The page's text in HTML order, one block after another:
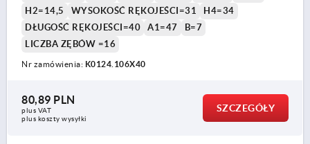
H2=14,5
WYSOKOŚĆ RĘKOJEŚCI=31
H4=34
DŁUGOŚĆ RĘKOJEŚCI=40
A1=47
B=7
LICZBA ZĘBÓW =16
Nr zamówienia: K0124.106X40
80,89 PLN
plus VAT
plus koszty wysyłki
SZCZEGÓŁY